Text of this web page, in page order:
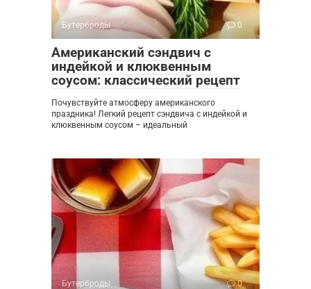
Бутерброды 0
Американский сэндвич с
индейкой и клюквенным
соусом: классический рецепт
Почувствуйте атмосферу американского
праздника! Легкий рецепт сэндвича с индейкой и
клюквенным соусом – идеальный
Бутерброды 0